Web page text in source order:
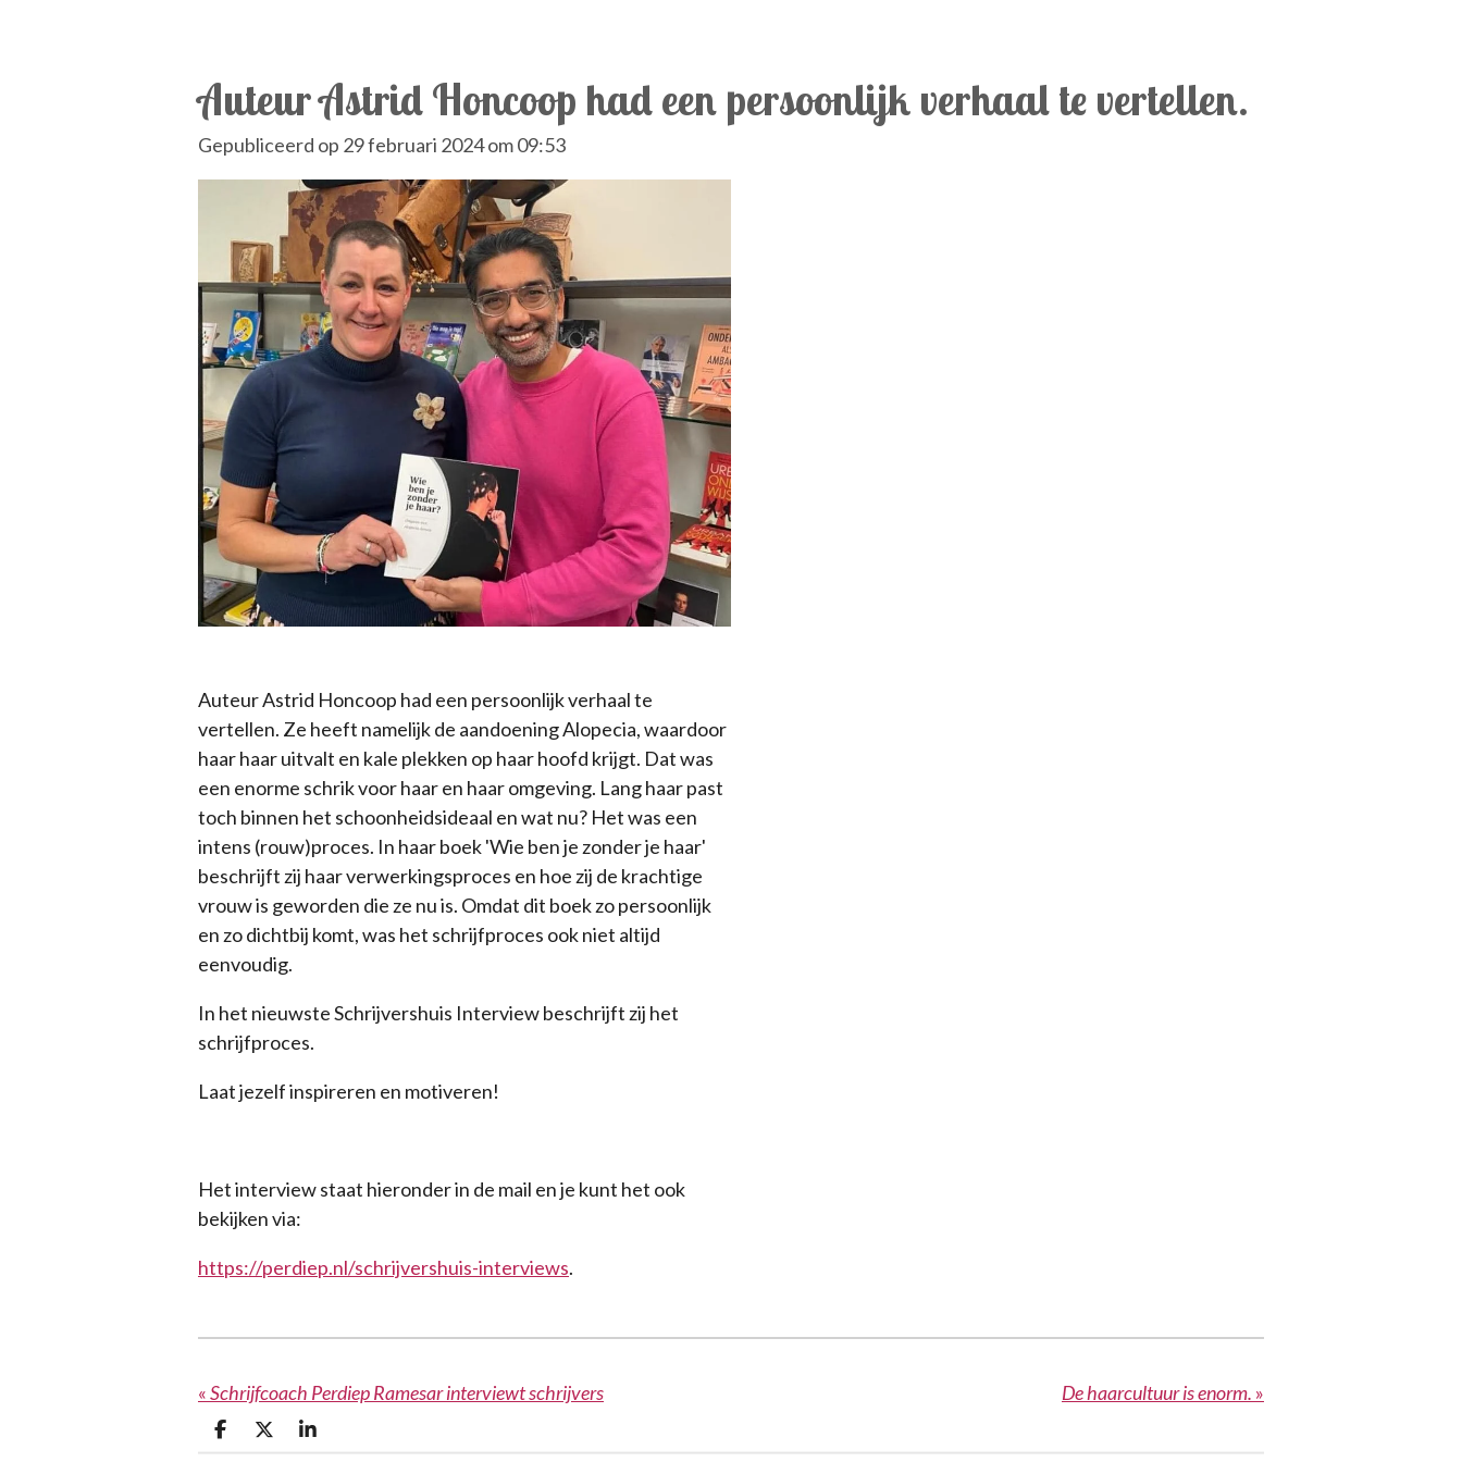
Auteur Astrid Honcoop had een persoonlijk verhaal te vertellen.
Gepubliceerd op 29 februari 2024 om 09:53
Auteur Astrid Honcoop had een persoonlijk verhaal te
vertellen. Ze heeft namelijk de aandoening Alopecia, waardoor
haar haar uitvalt en kale plekken op haar hoofd krijgt. Dat was
een enorme schrik voor haar en haar omgeving. Lang haar past
toch binnen het schoonheidsideaal en wat nu? Het was een
intens (rouw)proces. In haar boek 'Wie ben je zonder je haar'
beschrijft zij haar verwerkingsproces en hoe zij de krachtige
vrouw is geworden die ze nu is. Omdat dit boek zo persoonlijk
en zo dichtbij komt, was het schrijfproces ook niet altijd
eenvoudig.
In het nieuwste Schrijvershuis Interview beschrijft zij het
schrijfproces.
Laat jezelf inspireren en motiveren!
Het interview staat hieronder in de mail en je kunt het ook
bekijken via:
https://perdiep.nl/schrijvershuis-interviews.
«Schrijfcoach Perdiep Ramesar interviewt schrijvers De haarcultuur is enorm. »
D
e
D
e
S
h